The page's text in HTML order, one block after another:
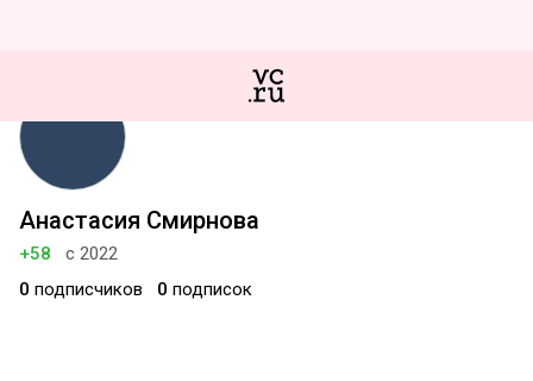
Анастасия Смирнова
+58
с 2022
0 подписчиков 0 подписок